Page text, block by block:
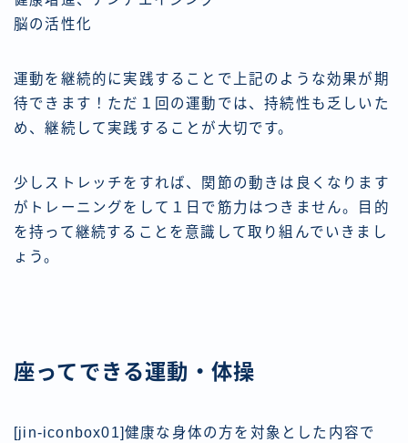
脳の活性化
運動を継続的に実践することで上記のような効果が期
待できます！ただ１回の運動では、持続性も乏しいた
め、継続して実践することが大切です。
少しストレッチをすれば、関節の動きは良くなります
がトレーニングをして１日で筋力はつきません。目的
を持って継続することを意識して取り組んでいきまし
ょう。
座ってできる運動・体操
[jin-iconbox01]健康な身体の方を対象とした内容で